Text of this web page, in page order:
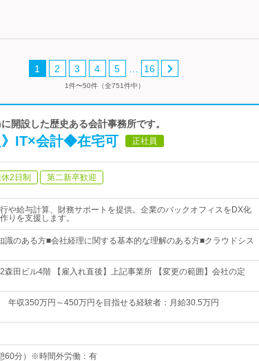
1 2 3 4 5 16
1件〜50件（全751件中）
設した歴史ある会計事務所です。
》IT×会計◆在宅可 正社員
2日制 第二新卒歓迎
や給与計算、財務サポートを提供。企業のバックオフィスをDX化
りを支援します。
識のある方■会社経理に関する基本的な理解のある方■クラウドシス
田ビル4階 【雇入れ直後】上記事業所 【変更の範囲】会社の定
350万円～450万円を目指せる経験者：月給30.5万円
60分）※時間外労働：有